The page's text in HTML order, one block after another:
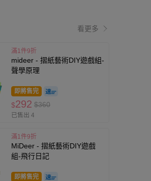
看更多
滿1件9折
mideer - 摺紙藝術DIY遊戲組-
聲學原理
即將售完
$292 $360
已售出 4
滿1件9折
MiDeer - 摺紙藝術DIY遊戲
組-飛行日記
即將售完